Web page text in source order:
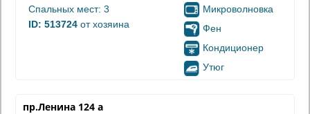
Спальных мест: 3
ID: 513724 от хозяина
Микроволновка
Фен
Кондиционер
Утюг
пр.Ленина 124 а